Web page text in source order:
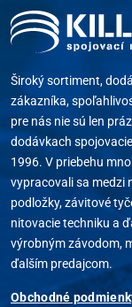
Široký sortiment,
zákazníka,
pre nás nie sú len
dodávkach
1996. V priebehu
vypracovali sa medzi
podložky, závitové
nitovacie techniku a
výrobným závodom,
ďalším predajcom.
Obchodné